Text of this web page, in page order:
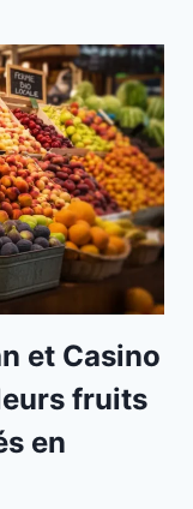
et Casino
fruits
en